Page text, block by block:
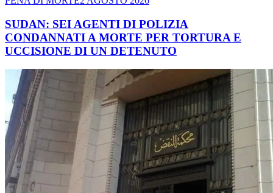
SUDAN: SEI AGENTI DI POLIZIA
CONDANNATI A MORTE PER TORTURA E
UCCISIONE DI UN DETENUTO